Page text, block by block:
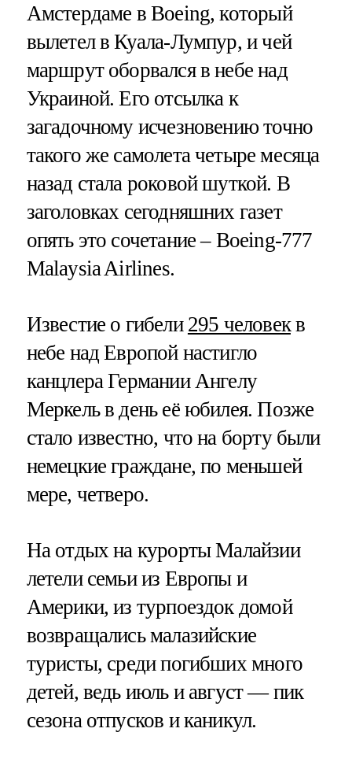
Амстердаме в Boeing, который
вылетел в Куала-Лумпур, и чей
маршрут оборвался в небе над
Украиной. Его отсылка к
загадочному исчезновению точно
такого же самолета четыре месяца
назад стала роковой шуткой. В
заголовках сегодняшних газет
опять это сочетание – Boeing-777
Malaysia Airlines.
Известие о гибели 295 человекв
небе над Европой настигло
канцлера Германии Ангелу
Меркель в день её юбилея. Позже
стало известно, что на борту были
немецкие граждане, по меньшей
мере, четверо.
На отдых на курорты Малайзии
летели семьи из Европы и
Америки, из турпоездок домой
возвращались малазийские
туристы, среди погибших много
детей, ведь июль и август — пик
сезона отпусков и каникул.